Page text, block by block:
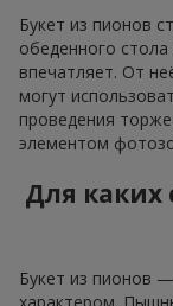
Букет из пионов
обеденного
впечатляет. От
могут
проведения
элементом
Для каких
Букет из пионов